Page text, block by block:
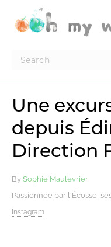
Une
depuis
Direction
By Sophie Maulevrier
Passionnée par l'Écosse,
Instagram